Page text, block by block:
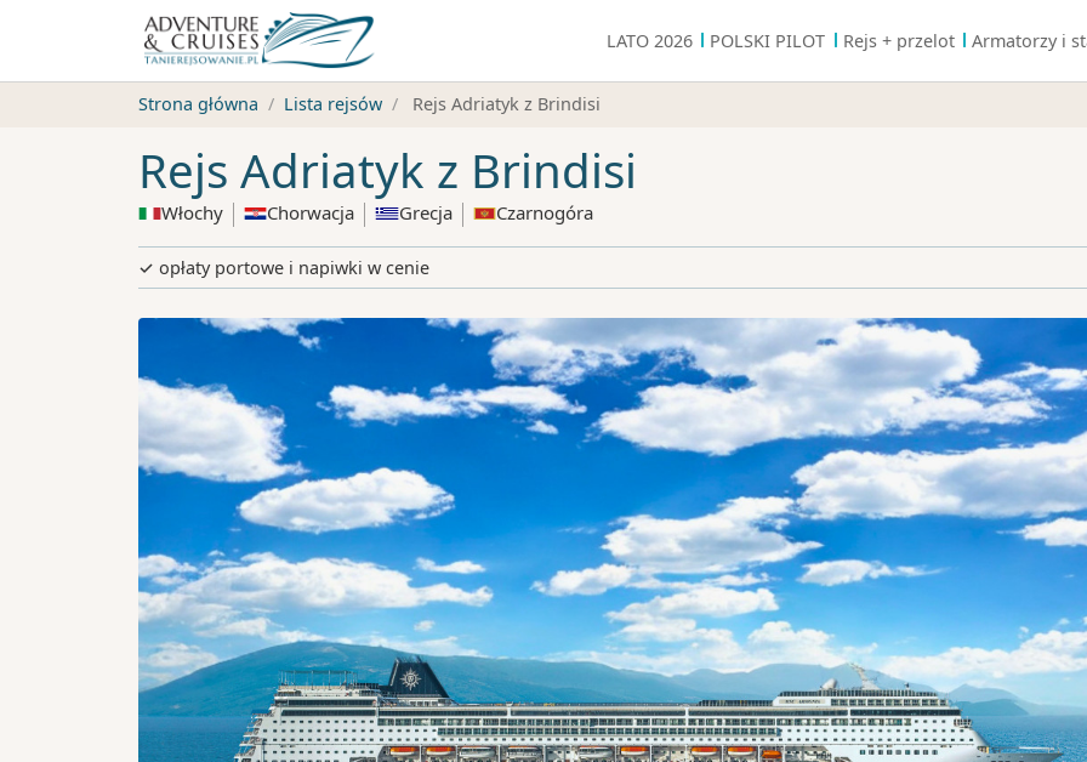
LATO 2026 POLSKI PILOT Rejs + przelot Armatorzy i
Strona główna Lista rejsów Rejs Adriatyk z Brindisi
Rejs Adriatyk z Brindisi
Włochy Chorwacja Grecja Czarnogóra
✓ opłaty portowe i napiwki w cenie